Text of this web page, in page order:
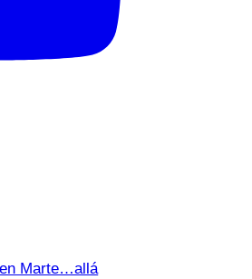
Marte…allá